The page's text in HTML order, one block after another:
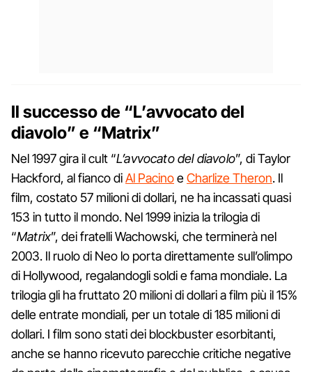
Il successo de “L’avvocato del
diavolo” e “Matrix”
Nel 1997 gira il cult “L’avvocato del diavolo”, di Taylor
Hackford, al fianco diAl PacinoeCharlize Theron. Il
film, costato 57 milioni di dollari, ne ha incassati quasi
153 in tutto il mondo. Nel 1999 inizia la trilogia di
“Matrix”, dei fratelli Wachowski, che terminerà nel
2003. Il ruolo di Neo lo porta direttamente sull’olimpo
di Hollywood, regalandogli soldi e fama mondiale. La
trilogia gli ha fruttato 20 milioni di dollari a film più il 15%
delle entrate mondiali, per un totale di 185 milioni di
dollari. I film sono stati dei blockbuster esorbitanti,
anche se hanno ricevuto parecchie critiche negative